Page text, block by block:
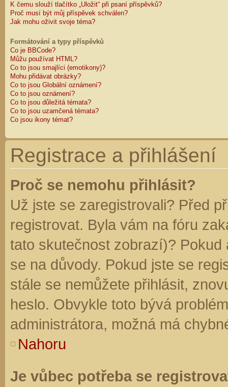
K čemu slouží tlačítko „Uložit“ při psaní příspěvků?
Proč musí být můj příspěvek schválen?
Jak mohu oživit svoje téma?
Formátování a typy příspěvků
Co je BBCode?
Můžu používat HTML?
Co to jsou smajlíci (emotikony)?
Mohu přidávat obrázky?
Co to jsou Globální oznámení?
Co to jsou oznámení?
Co to jsou důležitá témata?
Co to jsou uzamčená témata?
Co jsou ikony témat?
Registrace a přihlášení
Proč se nemohu přihlásit?
Už jste se zaregistrovali? Před
registrovat. Byla vám na fóru
tato skutečnost zobrazí)?
se na důvody. Pokud jste se
stále se nemůžete přihlásit,
heslo. Obvykle toto bývá
administrátora, možná má
Nahoru
Je vůbec potřeba se